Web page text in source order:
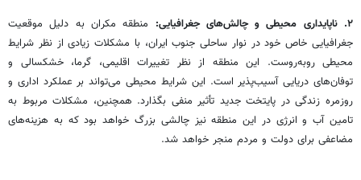
۲. ناپایداری محیطی و چالش‌های جغرافیایی:
منطقه مکران به دلیل موقعیت
جغرافیایی خاص خود در نوار ساحلی جنوب ایران، با مشکلات زیادی از نظر شرایط
محیطی روبه‌روست. این منطقه از نظر تغییرات اقلیمی، گرما، خشکسالی و
توفان‌های دریایی آسیب‌پذیر است. این شرایط محیطی می‌تواند بر عملکرد اداری و
روزمره زندگی در پایتخت جدید تأثیر منفی بگذارد. همچنین، مشکلات مربوط به
تامین آب و انرژی در این منطقه نیز چالشی بزرگ خواهد بود که به هزینه‌های
مضاعفی برای دولت و مردم منجر خواهد شد.